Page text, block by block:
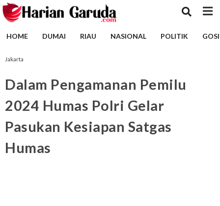
HOME DUMAI RIAU NASIONAL POLITIK
Jakarta
Dalam Pengamanan Pemilu
2024 Humas Polri Gelar
Pasukan Kesiapan Satgas
Humas